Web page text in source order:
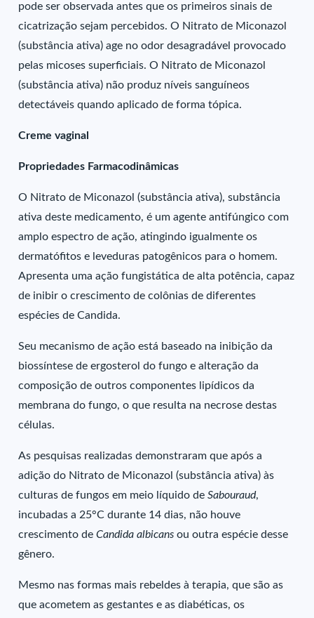
pode ser observada antes que os primeiros sinais de
cicatrização sejam percebidos. O Nitrato de Miconazol
(substância ativa) age no odor desagradável provocado
pelas micoses superficiais. O Nitrato de Miconazol
(substância ativa) não produz níveis sanguíneos
detectáveis quando aplicado de forma tópica.
Creme vaginal
Propriedades Farmacodinâmicas
O Nitrato de Miconazol (substância ativa), substância
ativa deste medicamento, é um agente antifúngico com
amplo espectro de ação, atingindo igualmente os
dermatófitos e leveduras patogênicos para o homem.
Apresenta uma ação fungistática de alta potência, capaz
de inibir o crescimento de colônias de diferentes
espécies de Candida.
Seu mecanismo de ação está baseado na inibição da
biossíntese de ergosterol do fungo e alteração da
composição de outros componentes lipídicos da
membrana do fungo, o que resulta na necrose destas
células.
As pesquisas realizadas demonstraram que após a
adição do Nitrato de Miconazol (substância ativa) às
culturas de fungos em meio líquido deSabouraud,
incubadas a 25°C durante 14 dias, não houve
crescimento de Candida albicans ou outra espécie desse
gênero.
Mesmo nas formas mais rebeldes à terapia, que são as
que acometem as gestantes e as diabéticas, os